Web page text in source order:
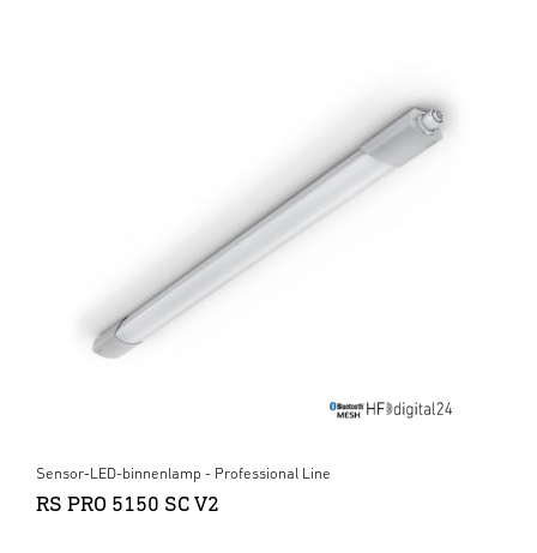
Sensor-LED-binnenlamp - Professional Line
RS PRO 5150 SC V2